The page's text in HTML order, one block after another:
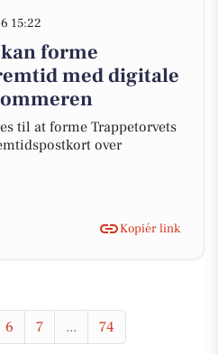
15:22
forme
med digitale
til at forme Trappetorvets
over
Kopiér link
6 7 ... 74